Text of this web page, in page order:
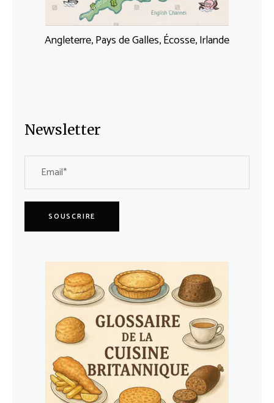
Angleterre, Pays de Galles, Écosse, Irlande
Newsletter
SOUSCRIRE